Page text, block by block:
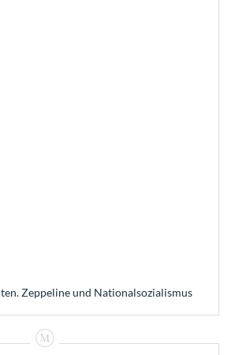
Zeppeline und Nationalsozialismus